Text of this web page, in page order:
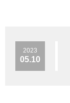
2023
05.10